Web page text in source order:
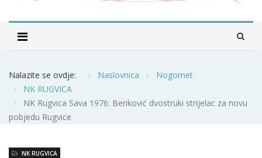
Nalazite se ovdje: Naslovnica
Nogomet
NK RUGVICA
NK Rugvica Sava 1976: Benković dvostruki strijelac za novu
pobjedu Rugvice
NK RUGVICA